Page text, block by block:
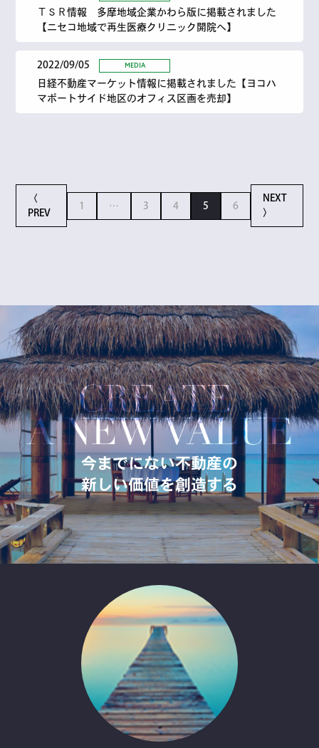
ＴＳＲ情報 多摩地域企業かわら版に掲載されました
【ニセコ地域で再生医療クリニック開院へ】
2022/09/05 MEDIA
日経不動産マーケット情報に掲載されました【ヨコハ
マポートサイド地区のオフィス区画を売却】
〈
PREV
1 … 3 4 5 6
NEXT
〉